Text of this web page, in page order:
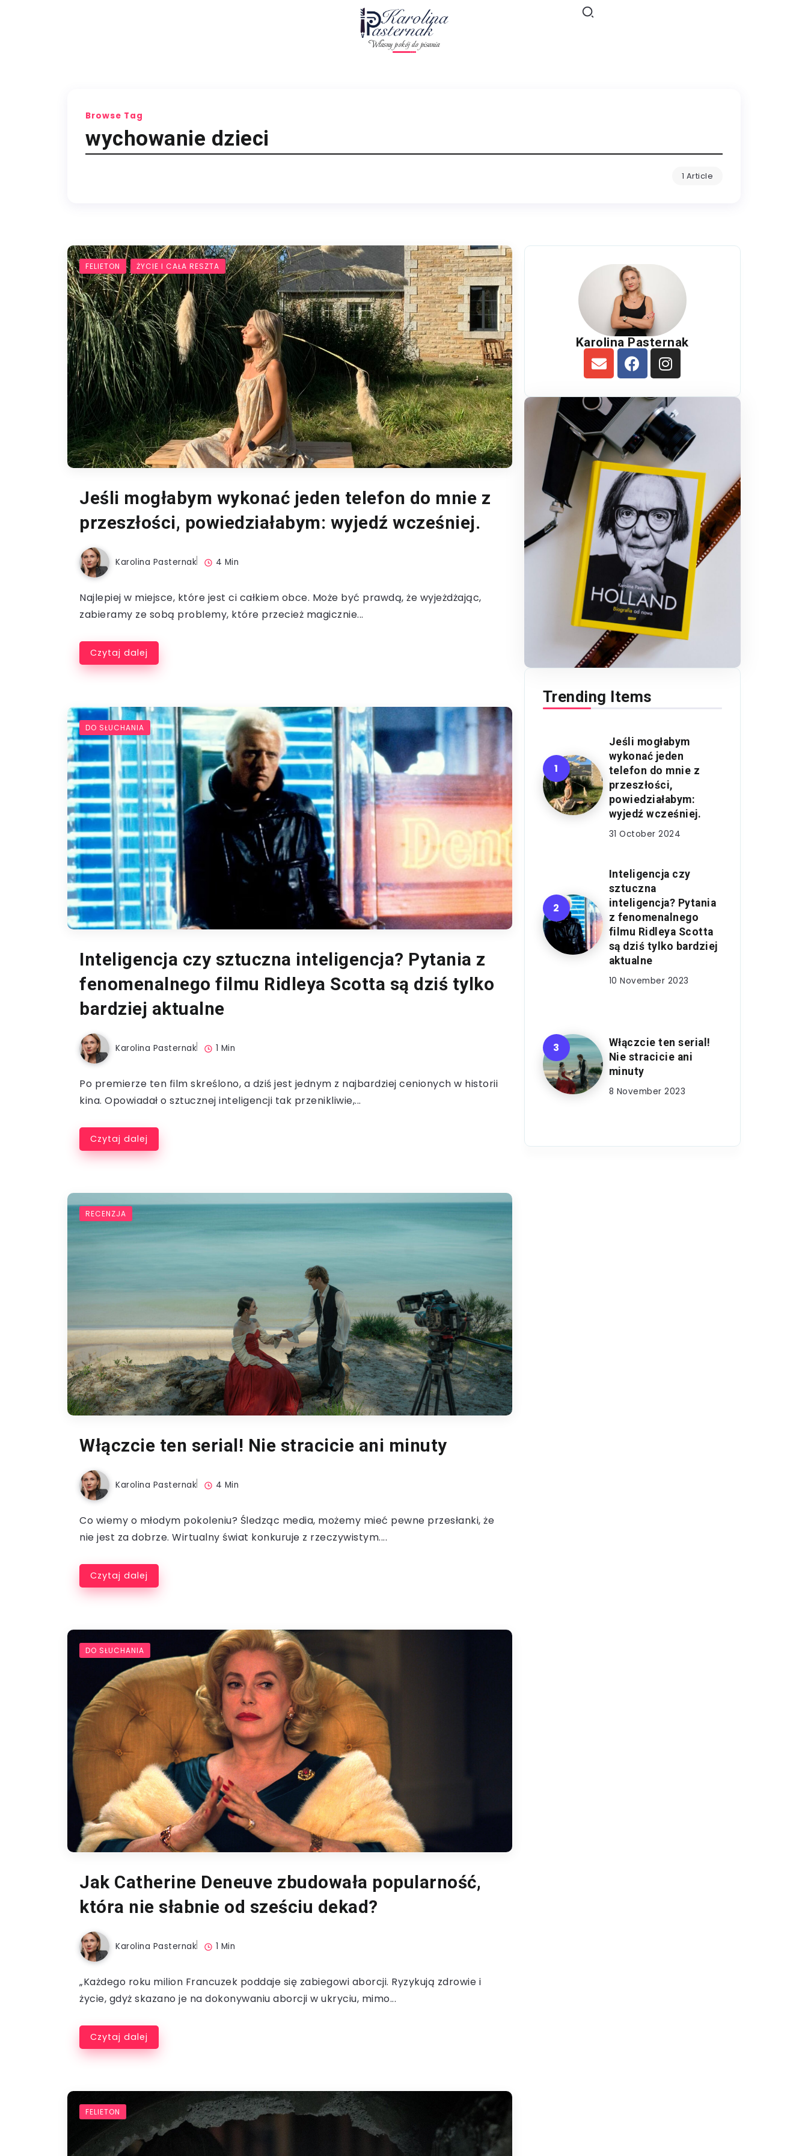
Własny pokój do pisania
Browse Tag
wychowanie dzieci
1 Article
FELIETON ŻYCIE I CAŁA RESZTA
Jeśli mogłabym wykonać jeden telefon do mnie z
przeszłości, powiedziałabym: wyjedź wcześniej.
Karolina Pasternak 4 Min
Najlepiej w miejsce, które jest ci całkiem obce. Może być prawdą, że wyjeżdżając,
zabieramy ze sobą problemy, które przecież magicznie...
Czytaj dalej
DO SŁUCHANIA
Inteligencja czy sztuczna inteligencja? Pytania z
fenomenalnego filmu Ridleya Scotta są dziś tylko
bardziej aktualne
Karolina Pasternak 1 Min
Po premierze ten film skreślono, a dziś jest jednym z najbardziej cenionych w historii
kina. Opowiadał o sztucznej inteligencji tak przenikliwie,...
Czytaj dalej
RECENZJA
Włączcie ten serial! Nie stracicie ani minuty
Karolina Pasternak 4 Min
Co wiemy o młodym pokoleniu? Śledząc media, możemy mieć pewne przesłanki, że
nie jest za dobrze. Wirtualny świat konkuruje z rzeczywistym....
Czytaj dalej
DO SŁUCHANIA
Jak Catherine Deneuve zbudowała popularność,
która nie słabnie od sześciu dekad?
Karolina Pasternak 1 Min
„Każdego roku milion Francuzek poddaje się zabiegowi aborcji. Ryzykują zdrowie i
życie, gdyż skazano je na dokonywaniu aborcji w ukryciu, mimo...
Czytaj dalej
FELIETON
Karolina Pasternak
Trending Items
Jeśli mogłabym
wykonać jeden
telefon do mnie z
przeszłości,
powiedziałabym:
wyjedź wcześniej.
31 October 2024
Inteligencja czy
sztuczna
inteligencja? Pytania
z fenomenalnego
filmu Ridleya Scotta
są dziś tylko bardziej
aktualne
10 November 2023
Włączcie ten serial!
Nie stracicie ani
minuty
8 November 2023